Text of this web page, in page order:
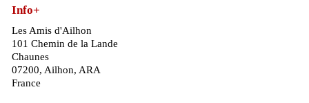
Info+
Les Amis d'Ailhon
101 Chemin de la Lande
Chaunes
07200, Ailhon, ARA
France